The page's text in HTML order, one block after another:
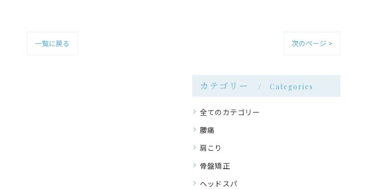
一覧に戻る 次のページ >
カテゴリー Categories
全てのカテゴリー
腰痛
肩こり
骨盤矯正
ヘッドスパ